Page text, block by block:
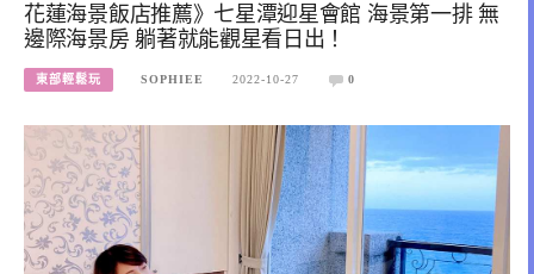
花蓮海景飯店推薦》七星潭迎星會館 海景第一排 無
邊際海景房 躺著就能觀星看日出！
東部輕鬆玩 SOPHIEE 2022-10-27 0